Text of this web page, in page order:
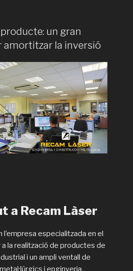
un gran
amortitzar la inversió
a Recam Làser
l’empresa especialitzada en el
a la realització de productes de
i un ampli ventall de
i enginyeria.